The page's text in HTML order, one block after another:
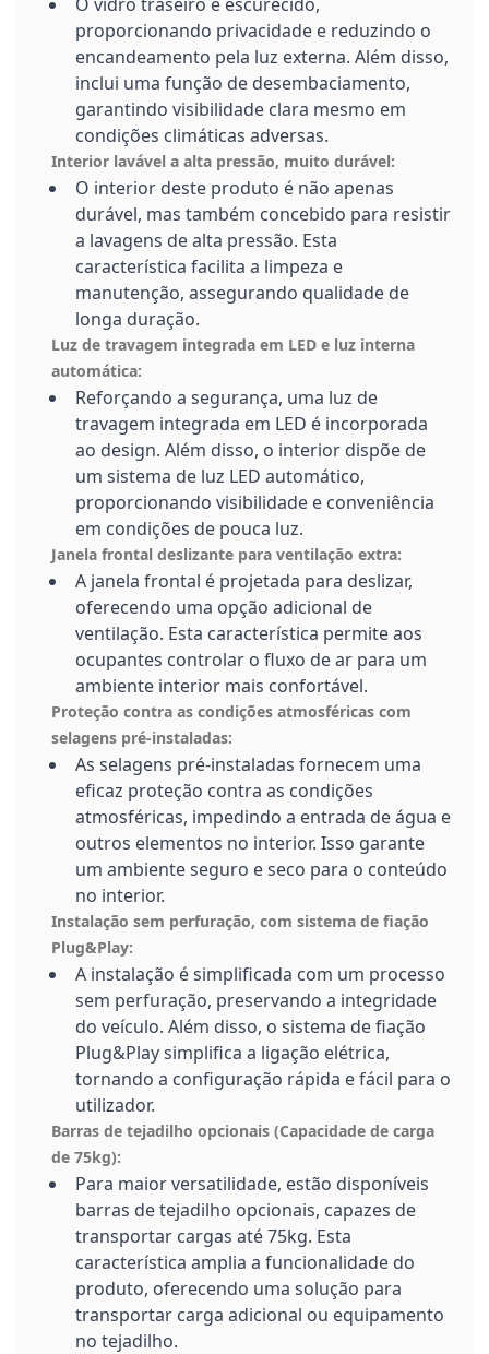
proporcionando privacidade e reduzindo o
encandeamento pela luz externa. Além disso,
inclui uma função de desembaciamento,
garantindo visibilidade clara mesmo em
condições climáticas adversas.
Interior lavável a alta pressão, muito durável:
O interior deste produto é não apenas
durável, mas também concebido para resistir
a lavagens de alta pressão. Esta
característica facilita a limpeza e
manutenção, assegurando qualidade de
longa duração.
Luz de travagem integrada em LED e luz interna
automática:
Reforçando a segurança, uma luz de
travagem integrada em LED é incorporada
ao design. Além disso, o interior dispõe de
um sistema de luz LED automático,
proporcionando visibilidade e conveniência
em condições de pouca luz.
Janela frontal deslizante para ventilação extra:
A janela frontal é projetada para deslizar,
oferecendo uma opção adicional de
ventilação. Esta característica permite aos
ocupantes controlar o fluxo de ar para um
ambiente interior mais confortável.
Proteção contra as condições atmosféricas com
selagens pré-instaladas:
As selagens pré-instaladas fornecem uma
eficaz proteção contra as condições
atmosféricas, impedindo a entrada de água e
outros elementos no interior. Isso garante
um ambiente seguro e seco para o conteúdo
no interior.
Instalação sem perfuração, com sistema de fiação
Plug&Play:
A instalação é simplificada com um processo
sem perfuração, preservando a integridade
do veículo. Além disso, o sistema de fiação
Plug&Play simplifica a ligação elétrica,
tornando a configuração rápida e fácil para o
utilizador.
Barras de tejadilho opcionais (Capacidade de carga
de 75kg):
Para maior versatilidade, estão disponíveis
barras de tejadilho opcionais, capazes de
transportar cargas até 75kg. Esta
característica amplia a funcionalidade do
produto, oferecendo uma solução para
transportar carga adicional ou equipamento
no tejadilho.